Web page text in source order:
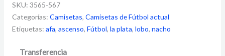
SKU: 3565-567
Categorías: Camisetas, Camisetas de Fútbol actual
Etiquetas: afa, ascenso, Fútbol, la plata, lobo, nacho
Transferencia